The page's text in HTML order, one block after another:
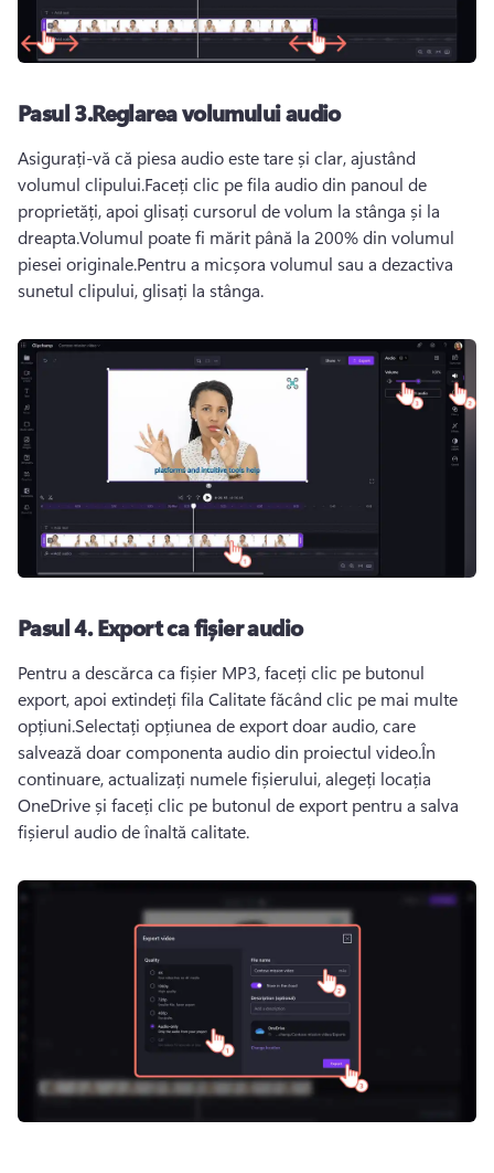
Pasul 3.Reglarea volumului audio
Asigurați-vă că piesa audio este tare și clar, ajustând
volumul clipului.Faceți clic pe fila audio din panoul de
proprietăți, apoi glisați cursorul de volum la stânga și la
dreapta.Volumul poate fi mărit până la 200% din volumul
piesei originale.Pentru a micșora volumul sau a dezactiva
sunetul clipului, glisați la stânga.
Pasul 4. Export ca fișier audio
Pentru a descărca ca fișier MP3, faceți clic pe butonul
export, apoi extindeți fila Calitate făcând clic pe mai multe
opțiuni.Selectați opțiunea de export doar audio, care
salvează doar componenta audio din proiectul video.În
continuare, actualizați numele fișierului, alegeți locația
OneDrive și faceți clic pe butonul de export pentru a salva
fișierul audio de înaltă calitate.